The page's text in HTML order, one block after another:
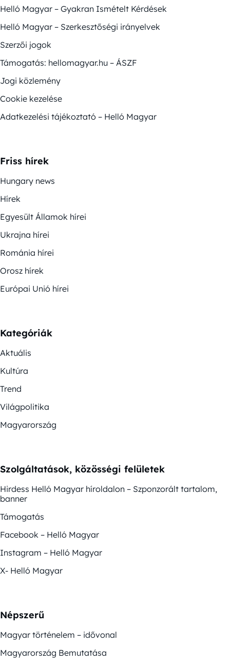
Helló Magyar – Gyakran Ismételt Kérdések
Helló Magyar – Szerkesztőségi irányelvek
Szerzői jogok
Támogatás: hellomagyar.hu – ÁSZF
Jogi közlemény
Cookie kezelése
Adatkezelési tájékoztató – Helló Magyar
Friss hírek
Hungary news
Hírek
Egyesült Államok hírei
Ukrajna hírei
Románia hírei
Orosz hírek
Európai Unió hírei
Kategóriák
Aktuális
Kultúra
Trend
Világpolitika
Magyarország
Szolgáltatások, közösségi felületek
Hirdess Helló Magyar híroldalon – Szponzorált tartalom,
banner
Támogatás
Facebook – Helló Magyar
Instagram – Helló Magyar
X- Helló Magyar
Népszerű
Magyar történelem – idővonal
Magyarország Bemutatása